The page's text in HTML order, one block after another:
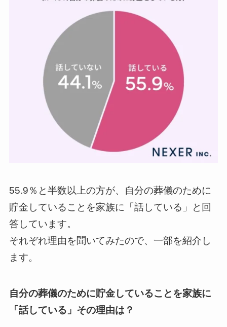
55.9％と半数以上の方が、自分の葬儀のために
貯金していることを家族に「話している」と回
答しています。
それぞれ理由を聞いてみたので、一部を紹介し
ます。
自分の葬儀のために貯金していることを家族に
「話している」その理由は？